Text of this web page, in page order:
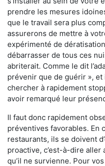
prendre les mesures
que le travail sera plus
assurerons de mettre à
expérimenté de
débarrasser de tous ces
abriterait. Comme le dit
prévenir que de guérir »,
chercher à rapidement
avoir remarqué leur
Il faut donc rapidement
préventives favorables. En
restaurants, ils se doivent
proactive, c’est-à-dire
qu’il ne survienne. Pour